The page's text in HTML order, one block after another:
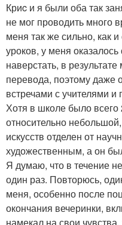
Криc и я были оба так
не мог проводить много
меня так же сильно, как
уроков, у меня
наверстать, в
перевода, поэтому даже
встречами с учителями и
Хотя в школе было
относительно
искусств отделен от
художественным, а он
Я думаю, что в течение
один раз. Повторюсь,
меня, особенно после
окончания вечеринки,